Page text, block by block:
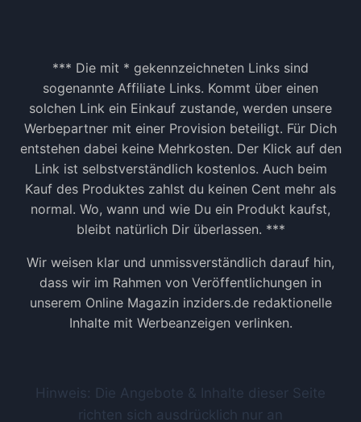
*** Die mit * gekennzeichneten Links sind
sogenannte Affiliate Links. Kommt über einen
solchen Link ein Einkauf zustande, werden unsere
Werbepartner mit einer Provision beteiligt. Für Dich
entstehen dabei keine Mehrkosten. Der Klick auf den
Link ist selbstverständlich kostenlos. Auch beim
Kauf des Produktes zahlst du keinen Cent mehr als
normal. Wo, wann und wie Du ein Produkt kaufst,
bleibt natürlich Dir überlassen. ***
Wir weisen klar und unmissverständlich darauf hin,
dass wir im Rahmen von Veröffentlichungen in
unserem Online Magazin inziders.de redaktionelle
Inhalte mit Werbeanzeigen verlinken.
Hinweis: Die Angebote & Inhalte dieser Seite
richten sich ausdrücklich nur an